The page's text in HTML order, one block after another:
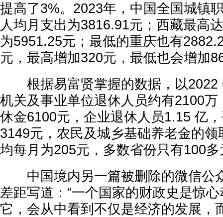
提高了3%。2023年，中国全国城镇
人均月支出为3816.91元；西藏最高
为5951.25元；最低的重庆也有
元，最高增加320元，最低也会增加
根据易富贤掌握的数据，以2022
机关及事业单位退休人员约有2100
休金6100元，企业退休人员1.15 亿
3149元，农民及城乡基础养老金的
均每月为205元，多数省份只有100
中国境内另一篇被删除的微信公
差距写道：“一个国家的财政史是惊
它，会从中看到不仅是经济的发展，